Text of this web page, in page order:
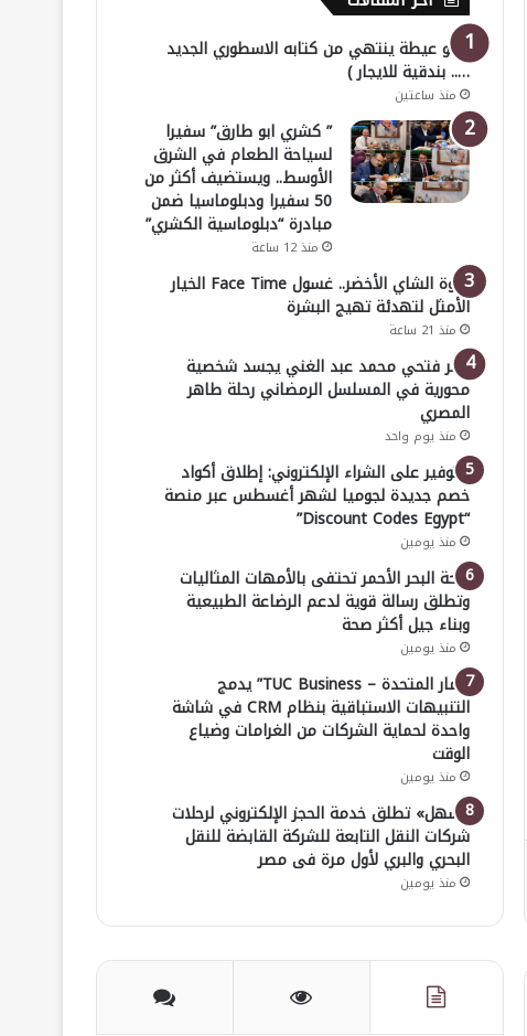
( أبو عيطة ينتهي من كتابه الاسطوري الجديد
….. بندقية للايجار )
منذ ساعتين
” كشري ابو طارق” سفيرا
لسياحة الطعام في الشرق
الأوسط.. ويستضيف أكثر من
50 سفيرا ودبلوماسيا ضمن
مبادرة “دبلوماسية الكشري”
منذ 12 ساعة
قوة الشاي الأخضر.. غسول Face Time الخيار
الأمثل لتهدئة تهيج البشرة
منذ 21 ساعة
عمر فتحي محمد عبد الغني يجسد شخصية
محورية في المسلسل الرمضاني رحلة طاهر
المصري
منذ يوم واحد
للتوفير على الشراء الإلكتروني: إطلاق أكواد
خصم جديدة لجوميا لشهر أغسطس عبر منصة
“Discount Codes Egypt”
منذ يومين
صحة البحر الأحمر تحتفى بالأمهات المثاليات
وتطلق رسالة قوية لدعم الرضاعة الطبيعية
وبناء جيل أكثر صحة
منذ يومين
“ثمار المتحدة – TUC Business” يدمج
التنبيهات الاستباقية بنظام CRM في شاشة
واحدة لحماية الشركات من الغرامات وضياع
الوقت
منذ يومين
«سهل» تطلق خدمة الحجز الإلكتروني لرحلات
شركات النقل التابعة للشركة القابضة للنقل
البحري والبري لأول مرة فى مصر
منذ يومين